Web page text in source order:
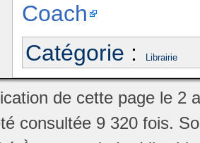
Coach
Catégorie : Librairie
de cette page le 2
consultée 9 320 fois.